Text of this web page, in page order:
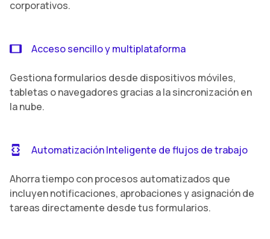
corporativos.
Acceso sencillo y multiplataforma
Gestiona formularios desde dispositivos móviles,
tabletas o navegadores gracias a la sincronización en
la nube.
Automatización Inteligente de flujos de trabajo
Ahorra tiempo con procesos automatizados que
incluyen notificaciones, aprobaciones y asignación de
tareas directamente desde tus formularios.